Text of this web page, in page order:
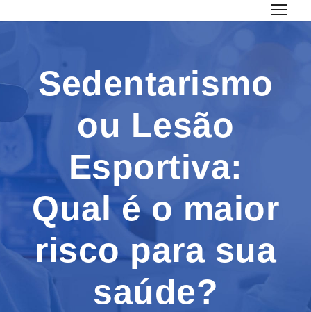
Sedentarismo
ou Lesão
Esportiva:
Qual é o maior
risco para sua
saúde?